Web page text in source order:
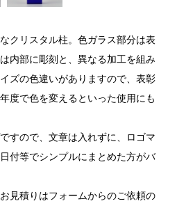
クリスタル柱。色ガラス部分は表
内部に彫刻と、異なる加工を組み
ズの色違いがありますので、表彰
度で色を変えるといった使用にも
すので、文章は入れずに、ロゴマ
付等でシンプルにまとめた方がバ
見積りはフォームからのご依頼の